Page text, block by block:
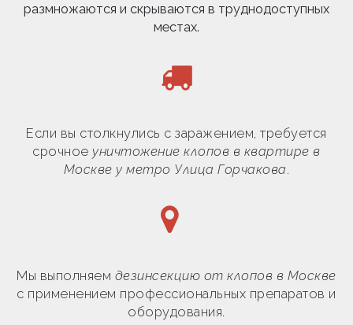
размножаются и скрываются в труднодоступных
местах.
Если вы столкнулись с заражением, требуется
срочное уничтожение клопов в квартире в
Москве у метро Улица Горчакова.
Мы выполняем дезинсекцию от клопов в Москве
с применением профессиональных препаратов и
оборудования.